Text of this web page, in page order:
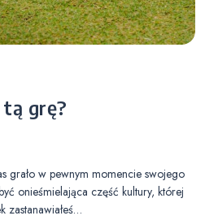
grę?
grało w pewnym momencie swojego
onieśmielająca część kultury, której
zastanawiałeś…